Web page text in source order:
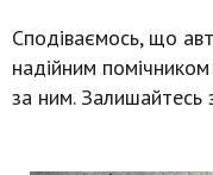
Сподіваємось, що
надійним
за ним. Залишайтесь